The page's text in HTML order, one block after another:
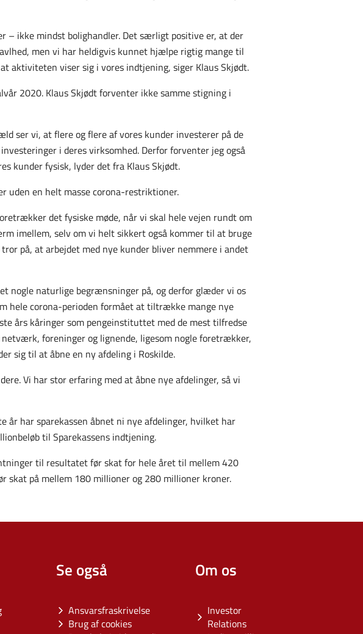
– ikke mindst bolighandler. Det særligt positive er, at der
men vi har heldigvis kunnet hjælpe rigtig mange til
aktiviteten viser sig i vores indtjening, siger Klaus Skjødt.
2020. Klaus Skjødt forventer ikke samme stigning i
ser vi, at flere og flere af vores kunder investerer på de
i deres virksomhed. Derfor forventer jeg også
kunder fysisk, lyder det fra Klaus Skjødt.
uden en helt masse corona-restriktioner.
det fysiske møde, når vi skal hele vejen rundt om
imellem, selv om vi helt sikkert også kommer til at bruge
på, at arbejdet med nye kunder bliver nemmere i andet
naturlige begrænsninger på, og derfor glæder vi os
hele corona-perioden formået at tiltrække mange nye
års kåringer som pengeinstituttet med de mest tilfredse
foreninger og lignende, ligesom nogle foretrækker,
sig til at åbne en ny afdeling i Roskilde.
Vi har stor erfaring med at åbne nye afdelinger, så vi
år har sparekassen åbnet ni nye afdelinger, hvilket har
til Sparekassens indtjening.
til resultatet før skat for hele året til mellem 420
på mellem 180 millioner og 280 millioner kroner.
Se også
Ansvarsfraskrivelse
Brug af cookies
Om os
Investor
Relations